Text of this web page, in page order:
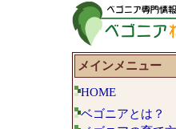
メインメニュー
HOME
ベゴニアとは？